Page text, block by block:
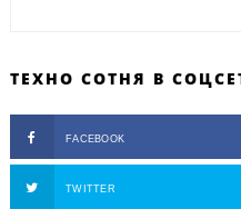
ТЕХНО СОТНЯ В
FACEBOOK
TWITTER